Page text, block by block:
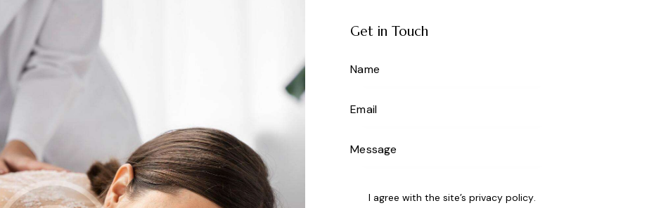
Get in Touch
I agree with the site’s privacy policy.